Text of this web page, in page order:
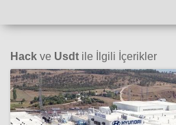
Hack ve Usdt ile İlgili İçerikler